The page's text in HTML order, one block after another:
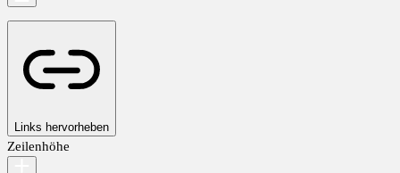
Links hervorheben
Zeilenhöhe